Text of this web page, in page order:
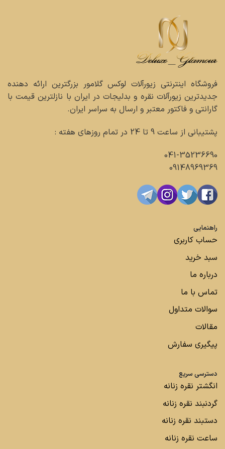
فروشگاه اینترنتی زیورآلات لوکس گلامور بزرگترین ارائه دهنده
جدیدترین زیورآلات نقره و بدلیجات در ایران با نازلترین قیمت با
گارانتی و فاکتور معتبر و ارسال به سراسر ایران.
پشتیبانی از ساعت 9 تا 24 در تمام روزهای هفته :
041-35236690
09148969369
راهنمایی
حساب کاربری
سبد خرید
درباره ما
تماس با ما
سوالات متداول
مقالات
پیگیری سفارش
دسترسی سریع
انگشتر نقره زنانه
گردنبند نقره زنانه
دستبند نقره زنانه
ساعت نقره زنانه